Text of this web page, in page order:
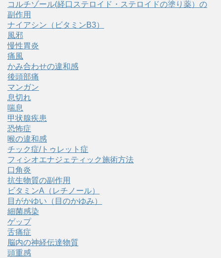
コルチゾール(経口ステロイド・ステロイドの塗り薬）の
副作用
ナイアシン（ビタミンB3）
風邪
慢性胃炎
痛風
かみ合わせの違和感
後頭部痛
マンガン
息切れ
喘息
甲状腺疾患
恐怖症
喉の違和感
チック症/トゥレット症
フィシオエナジェティック施術方法
口角炎
抗生物質の副作用
ビタミンA（レチノール）
目がかゆい（目のかゆみ）
細菌感染
ゲップ
舌痛症
脳内の神経伝達物質
頭重感